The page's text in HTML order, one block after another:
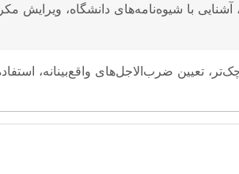
با شیوه‌نامه‌های دانشگاه، ویرایش
تعیین ضرب‌الاجل‌های واقع‌بینانه،